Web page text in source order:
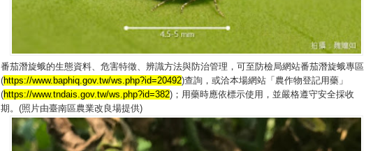
番茄潛旋蛾的生態資料、危害特徵、辨識方法與防治管理，可至防檢局網站番茄潛旋蛾專區
(https://www.baphiq.gov.tw/ws.php?id=20492)查詢，或洽本場網站「農作物登記用藥」
(https://www.tndais.gov.tw/ws.php?id=382)；用藥時應依標示使用，並嚴格遵守安全採收
期。(照片由臺南區農業改良場提供)